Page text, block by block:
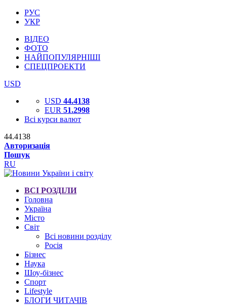
РУС
УКР
ВІДЕО
ФОТО
НАЙПОПУЛЯРНІШІ
СПЕЦПРОЕКТИ
USD
USD 44.4138
EUR 51.2998
Всі курси валют
44.4138
Авторизація
Пошук
RU
ВСІ РОЗДІЛИ
Головна
Україна
Місто
Світ
Всі новини розділу
Росія
Бізнес
Наука
Шоу-бізнес
Спорт
Lifestyle
БЛОГИ ЧИТАЧІВ